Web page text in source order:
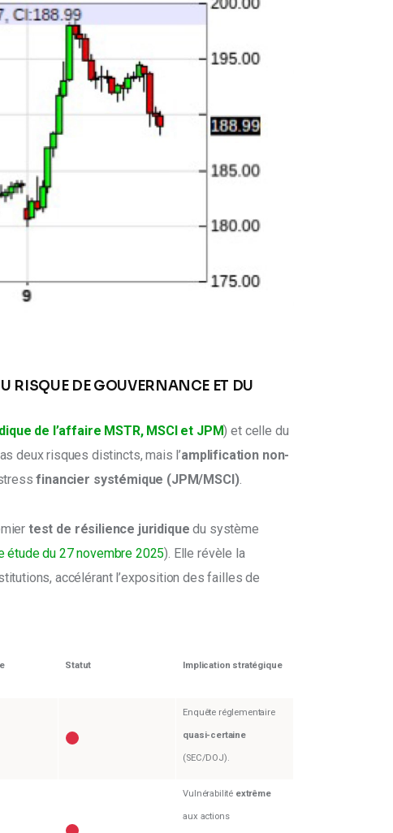
RISQUE DE GOUVERNANCE ET DU
de l’affaire MSTR, MSCI et JPM) et celle du
deux risques distincts, mais l’amplification non-
financier systémique (JPM/MSCI).
test de résilience juridique du système
étude du 27 novembre 2025). Elle révèle la
accélérant l’exposition des failles de
Statut Implication stratégique
Enquête réglementaire
quasi-certaine
(SEC/DOJ).
Vulnérabilité extrême
aux actions